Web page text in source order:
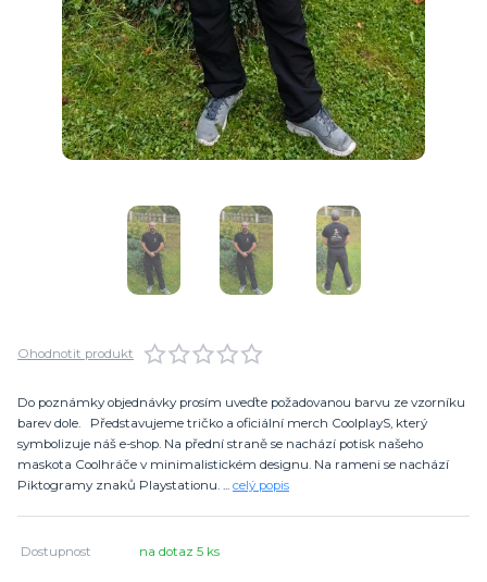
Ohodnotit produkt
Do poznámky objednávky prosím uveďte požadovanou barvu ze vzorníku
barev dole. Představujeme tričko a oficiální merch CoolplayS, který
symbolizuje náš e-shop. Na přední straně se nachází potisk našeho
maskota Coolhráče v minimalistickém designu. Na rameni se nachází
Piktogramy znaků Playstationu. ... celý popis
Dostupnost na dotaz 5 ks